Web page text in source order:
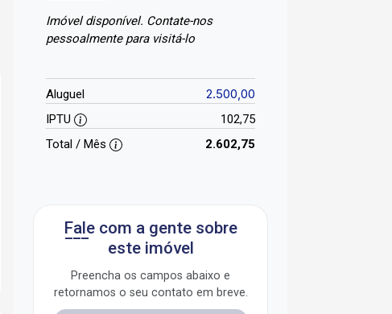
Imóvel disponível. Contate-nos
pessoalmente para visitá-lo
Aluguel 2.500,00
IPTU
102,75
Total / Mês
2.602,75
Fale com a gente sobre
este imóvel
Preencha os campos abaixo e
retornamos o seu contato em breve.